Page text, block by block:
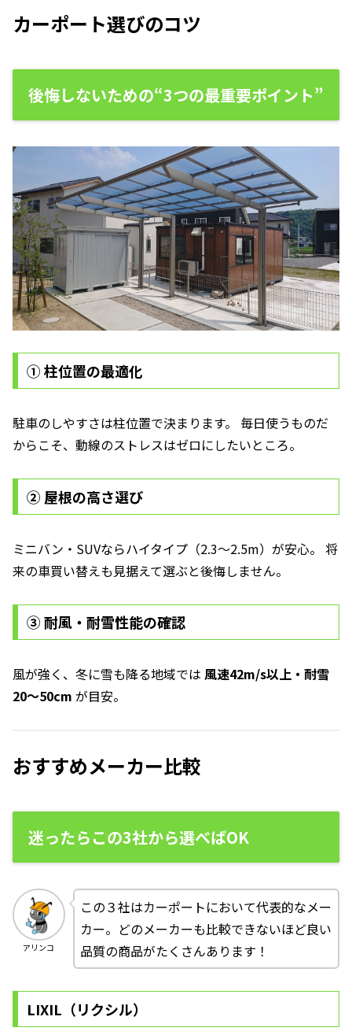
カーポート選びのコツ
後悔しないための“3つの最重要ポイント”
① 柱位置の最適化
駐車のしやすさは柱位置で決まります。 毎日使うものだ
からこそ、動線のストレスはゼロにしたいところ。
② 屋根の高さ選び
ミニバン・SUVならハイタイプ（2.3〜2.5m）が安心。 将
来の車買い替えも見据えて選ぶと後悔しません。
③ 耐風・耐雪性能の確認
風が強く、冬に雪も降る地域では 風速42m/s以上・耐雪
20〜50cm が目安。
おすすめメーカー比較
迷ったらこの3社から選べばOK
アリンコ
この３社はカーポートにおいて代表的なメー
カー。どのメーカーも比較できないほど良い
品質の商品がたくさんあります！
LIXIL（リクシル）